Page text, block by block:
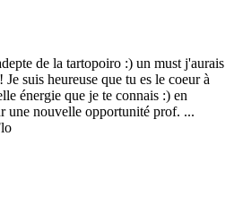
de la tartopoiro :) un must j'aurais
suis heureuse que tu es le coeur à
énergie que je te connais :) en
une nouvelle opportunité prof. ...